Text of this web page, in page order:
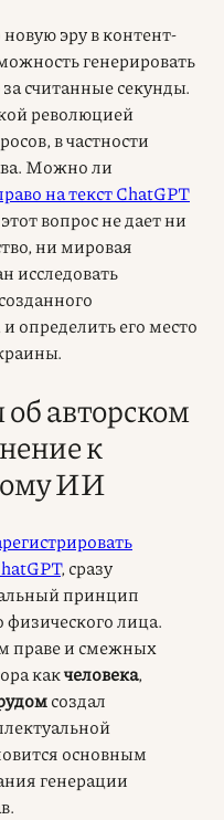
эру в контент-
генерировать
считанные секунды.
революцией
в частности
Можно ли
на текст ChatGPT
вопрос не дает ни
ни мировая
исследовать
определить его место
авторском
к
ИИ
, сразу
принцип
физического лица.
праве и смежных
какчеловека,
создал
основным
генерации